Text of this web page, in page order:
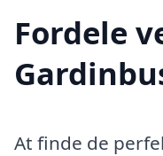
Fordele
At finde de